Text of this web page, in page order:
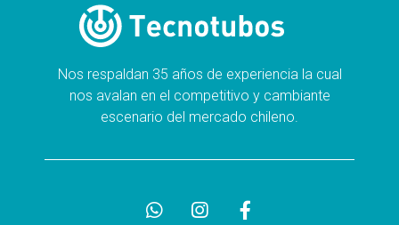
Nos respaldan 35 años de experiencia la cual
nos avalan en el competitivo y cambiante
escenario del mercado chileno.